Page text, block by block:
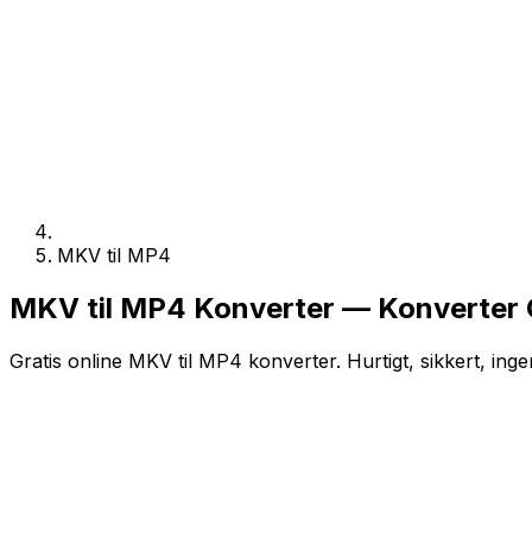
MKV til MP4
MKV til MP4 Konverter — Konverter
Gratis online MKV til MP4 konverter. Hurtigt, sikkert,